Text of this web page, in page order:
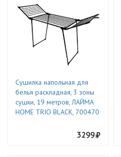
Сушилка напольная для
белья раскладная, 3 зоны
сушки, 19 метров, ЛАЙМА
HOME TRIO BLACK, 700470
3299